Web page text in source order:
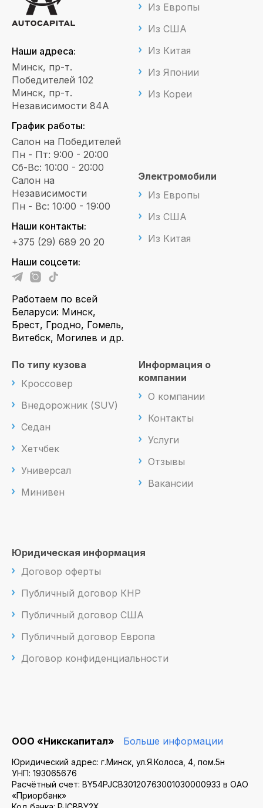
Наши адреса:
Минск, пр-т.
Победителей 102
Минск, пр-т.
Независимости 84А
График работы:
Салон на Победителей
Пн - Пт: 9:00 - 20:00
Сб-Вс: 10:00 - 20:00
Салон на
Независимости
Пн - Вс: 10:00 - 19:00
Наши контакты:
+375 (29) 689 20 20
Наши соцсети:
Работаем по всей
Беларуси: Минск,
Брест, Гродно, Гомель,
Витебск, Могилев и др.
Из Европы
Из США
Из Китая
Из Японии
Из Кореи
Электромобили
Из Европы
Из США
Из Китая
По типу кузова
Кроссовер
Внедорожник (SUV)
Седан
Хетчбек
Универсал
Минивен
Информация о
компании
О компании
Контакты
Услуги
Отзывы
Вакансии
Юридическая информация
Договор оферты
Публичный договор КНР
Публичный договор США
Публичный договор Европа
Договор конфиденциальности
ООО «Никскапитал» Больше информации
Юридический адрес: г.Минск, ул.Я.Колоса, 4, пом.5н
УНП: 193065676
Расчётный счет: BY54PJCB30120763001030000933 в ОАО
«Приорбанк»